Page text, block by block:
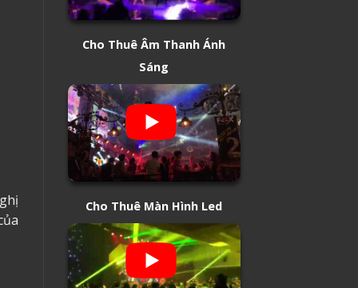
Cho Thuê Âm Thanh Ánh
Sáng
Cho Thuê Màn Hình Led